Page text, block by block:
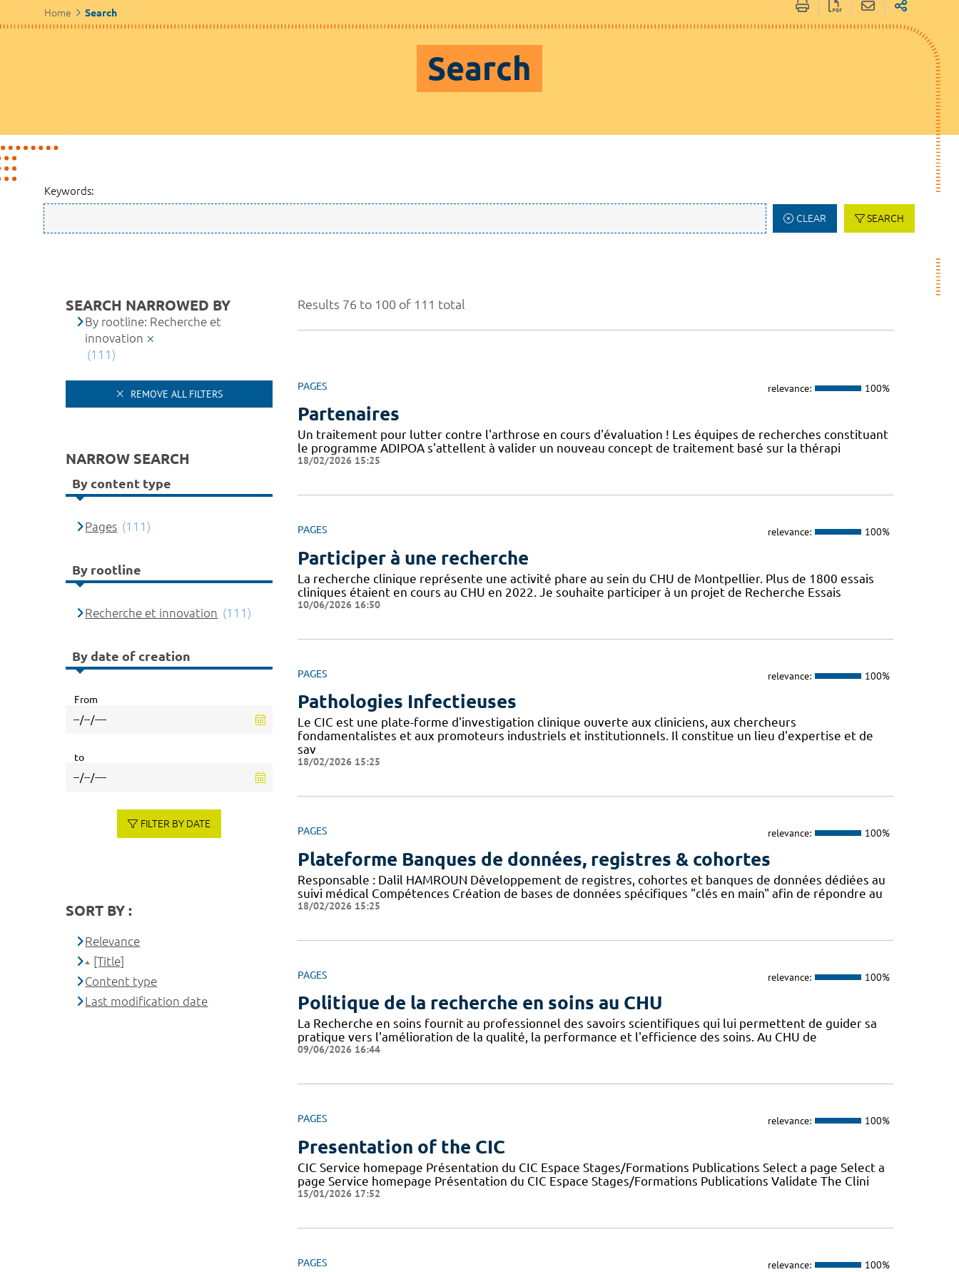
Home Search
Search
Keywords:
CLEAR SEARCH
Results 76 to 100 of 111 total
PAGES relevance: 100%
Partenaires
Un traitement pour lutter contre l'arthrose en cours d'évaluation ! Les équipes de recherches constituant
le programme ADIPOA s'attellent à valider un nouveau concept de traitement basé sur la thérapi
18/02/2026 15:25
PAGES relevance: 100%
Participer à une recherche
La recherche clinique représente une activité phare au sein du CHU de Montpellier. Plus de 1800 essais
cliniques étaient en cours au CHU en 2022. Je souhaite participer à un projet de Recherche Essais
10/06/2026 16:50
PAGES relevance: 100%
Pathologies Infectieuses
Le CIC est une plate-forme d'investigation clinique ouverte aux cliniciens, aux chercheurs
fondamentalistes et aux promoteurs industriels et institutionnels. Il constitue un lieu d'expertise et de
sav
18/02/2026 15:25
PAGES relevance: 100%
Plateforme Banques de données, registres & cohortes
Responsable : Dalil HAMROUN Développement de registres, cohortes et banques de données dédiées au
suivi médical Compétences Création de bases de données spécifiques "clés en main" afin de répondre au
18/02/2026 15:25
PAGES relevance: 100%
Politique de la recherche en soins au CHU
La Recherche en soins fournit au professionnel des savoirs scientifiques qui lui permettent de guider sa
pratique vers l'amélioration de la qualité, la performance et l'efficience des soins. Au CHU de
09/06/2026 16:44
PAGES relevance: 100%
Presentation of the CIC
CIC Service homepage Présentation du CIC Espace Stages/Formations Publications Select a page Select a
page Service homepage Présentation du CIC Espace Stages/Formations Publications Validate The Clini
15/01/2026 17:52
PAGES relevance: 100%
SEARCH NARROWED BY
By rootline: Recherche et
innovation
(111)
REMOVE ALL FILTERS
NARROW SEARCH
By content type
Pages (111)
By rootline
Recherche et innovation (111)
By date of creation
From
to
FILTER BY DATE
SORT BY :
Relevance
[Title]
Content type
Last modification date